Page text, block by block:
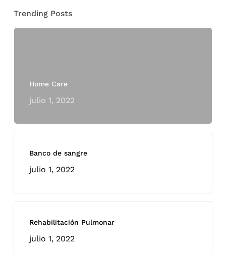
Trending Posts
Home Care
julio 1, 2022
Banco de sangre
julio 1, 2022
Rehabilitación Pulmonar
julio 1, 2022